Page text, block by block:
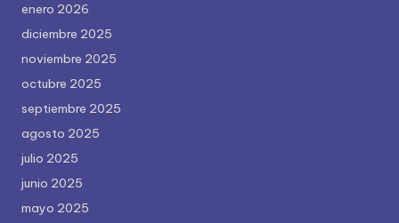
enero 2026
diciembre 2025
noviembre 2025
octubre 2025
septiembre 2025
agosto 2025
julio 2025
junio 2025
mayo 2025